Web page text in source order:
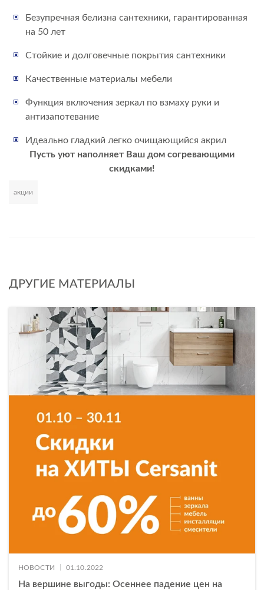
Безупречная белизна сантехники, гарантированная
на 50 лет
Стойкие и долговечные покрытия сантехники
Качественные материалы мебели
Функция включения зеркал по взмаху руки и
антизапотевание
Идеально гладкий легко очищающийся акрил
Пусть уют наполняет Ваш дом согревающими
скидками!
акции
ДРУГИЕ МАТЕРИАЛЫ
НОВОСТИ 01.10.2022
На вершине выгоды: Осеннее падение цен на